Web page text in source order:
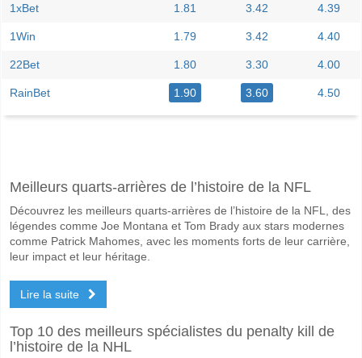
1xBet 1.81 3.42 4.39
1Win 1.79 3.42 4.40
22Bet 1.80 3.30 4.00
RainBet 1.90 3.60 4.50
Le match entre Ceara v Avai 11 June 2026 00:00.
Quelle est l'équipe favorite pour gagner entre Ceara v
Ceara pour le Gagnant du match, avec une probabilité de 59%
Oui pour Les Deux Équipes Marquent, avec un pourcentage de 53%.
Quel sera le résultat correct attendu entre Ceara v
Sur le côté risqué, vous pouvez essayer le Résultat Correct de 2-1
Meilleurs quarts-arrières de l’histoire de la NFL
Découvrez les meilleurs quarts-arrières de l’histoire de la NFL, des
légendes comme Joe Montana et Tom Brady aux stars modernes
comme Patrick Mahomes, avec les moments forts de leur carrière,
leur impact et leur héritage.
Lire la suite
Top 10 des meilleurs spécialistes du penalty kill de
l’histoire de la NHL